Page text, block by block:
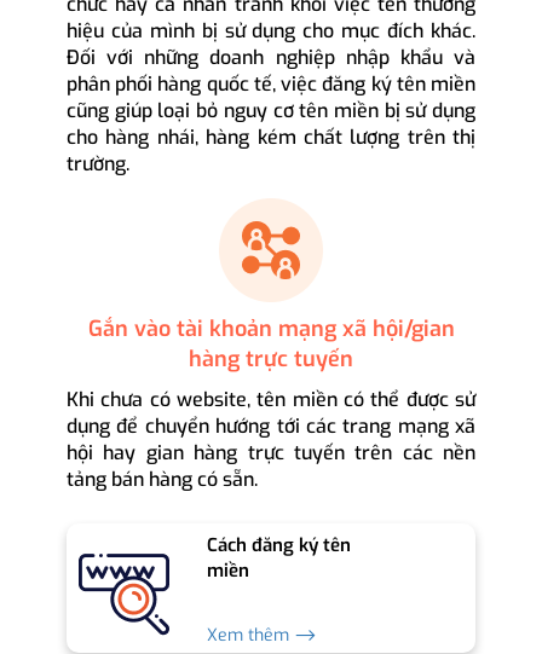
hiệu của mình bị sử dụng cho mục đích khác.
Đối với những doanh nghiệp nhập khẩu và
phân phối hàng quốc tế, việc đăng ký tên miền
cũng giúp loại bỏ nguy cơ tên miền bị sử dụng
cho hàng nhái, hàng kém chất lượng trên thị
trường.
Gắn vào tài khoản mạng xã hội/gian
hàng trực tuyến
Khi chưa có website, tên miền có thể được sử
dụng để chuyển hướng tới các trang mạng xã
hội hay gian hàng trực tuyến trên các nền
tảng bán hàng có sẵn.
Cách đăng ký tên
miền
Xem thêm ⟶